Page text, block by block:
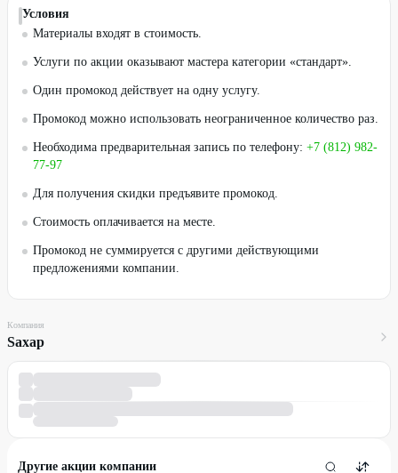
Условия
Материалы входят в стоимость.
Услуги по акции оказывают мастера категории «стандарт».
Один промокод действует на одну услугу.
Промокод можно использовать неограниченное количество раз.
Необходима предварительная запись по телефону: +7 (812) 982-
77-97
Для получения скидки предъявите промокод.
Стоимость оплачивается на месте.
Промокод не суммируется с другими действующими
предложениями компании.
Компания
Sахар
Другие акции компании